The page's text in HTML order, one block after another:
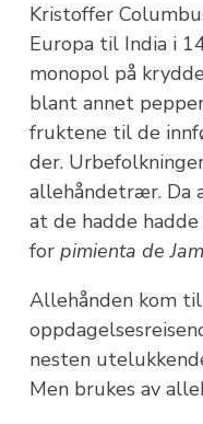
Kristoffer
Europa til India i
monopol på
blant annet
fruktene til de
der.
allehåndetrær. Da
at de hadde
for pimienta de
Allehånden kom til
nesten
Men brukes av